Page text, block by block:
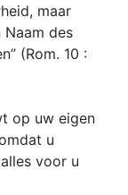
maar
Naam des
(Rom. 10 :
op uw eigen
u
voor u